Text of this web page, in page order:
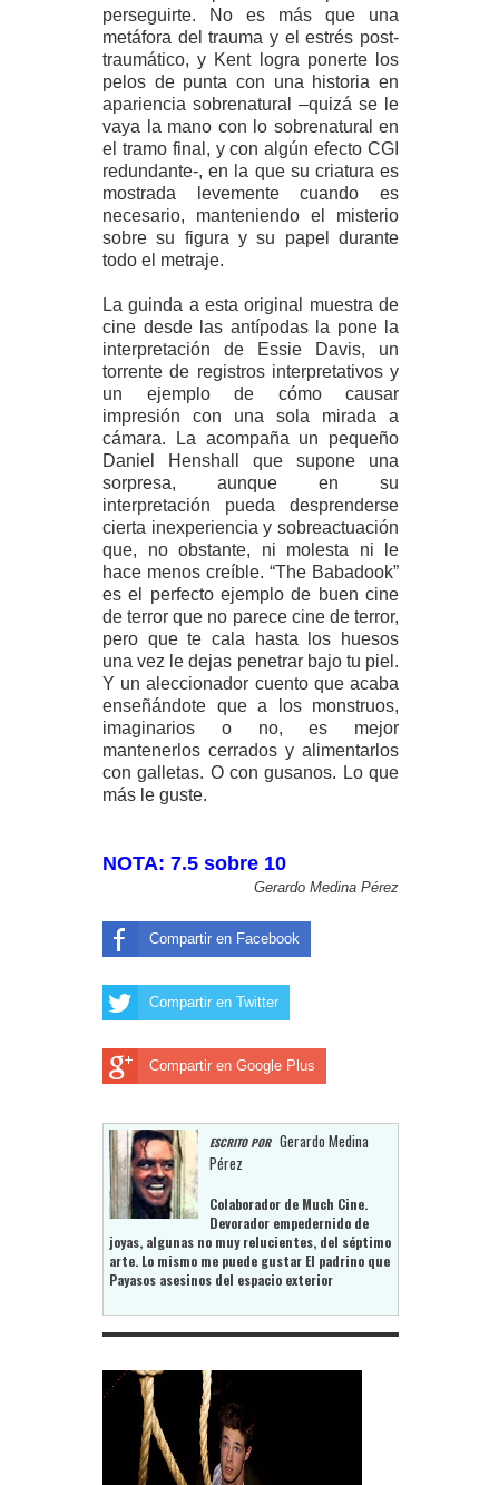
perseguirte. No es más que una
metáfora del trauma y el estrés post-
traumático, y Kent logra ponerte los
pelos de punta con una historia en
apariencia sobrenatural –quizá se le
vaya la mano con lo sobrenatural en
el tramo final, y con algún efecto CGI
redundante-, en la que su criatura es
mostrada levemente cuando es
necesario, manteniendo el misterio
sobre su figura y su papel durante
todo el metraje.
La guinda a esta original muestra de
cine desde las antípodas la pone la
interpretación de Essie Davis, un
torrente de registros interpretativos y
un ejemplo de cómo causar
impresión con una sola mirada a
cámara. La acompaña un pequeño
Daniel Henshall que supone una
sorpresa, aunque en su
interpretación pueda desprenderse
cierta inexperiencia y sobreactuación
que, no obstante, ni molesta ni le
hace menos creíble. “The Babadook”
es el perfecto ejemplo de buen cine
de terror que no parece cine de terror,
pero que te cala hasta los huesos
una vez le dejas penetrar bajo tu piel.
Y un aleccionador cuento que acaba
enseñándote que a los monstruos,
imaginarios o no, es mejor
mantenerlos cerrados y alimentarlos
con galletas. O con gusanos. Lo que
más le guste.
NOTA: 7.5 sobre 10
Gerardo Medina Pérez
Compartir en Facebook
Compartir en Twitter
Compartir en Google Plus
ESCRITO POR Gerardo Medina
Pérez
Colaborador de Much Cine.
Devorador empedernido de
joyas, algunas no muy relucientes, del séptimo
arte. Lo mismo me puede gustar El padrino que
Payasos asesinos del espacio exterior